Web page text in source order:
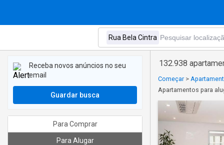
132.938
Começar >
Apartamentos para
Receba novos anúncios no seu
email
Guardar busca
Para Comprar
Para Alugar